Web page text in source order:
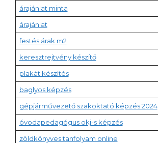
árajánlat minta
árajánlat
festés árak m2
keresztrejtvény készítő
plakát készítés
baglyos képzés
gépjárművezető szakoktató képzés 2024
óvodapedagógus okj-s képzés
zöldkönyves tanfolyam online